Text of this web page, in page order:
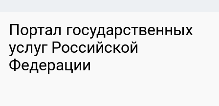
Портал государственных
услуг Российской
Федерации